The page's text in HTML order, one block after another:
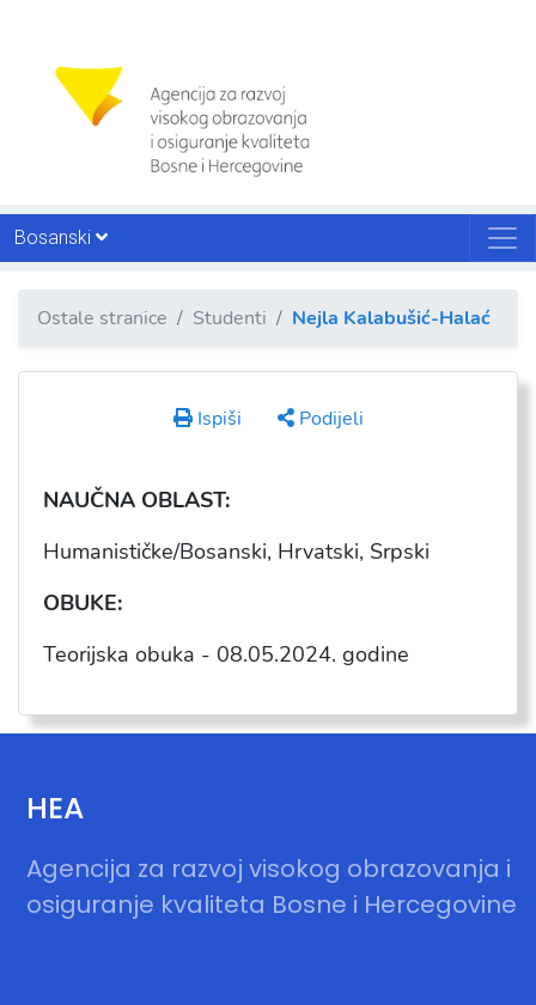
Bosanski
Ostale stranice Studenti Nejla Kalabušić-Halać
Ispiši Podijeli
NAUČNA OBLAST:
Humanističke/Bosanski, Hrvatski, Srpski
OBUKE:
Teorijska obuka - 08.05.2024. godine
HEA
Agencija za razvoj visokog obrazovanja i
osiguranje kvaliteta Bosne i Hercegovine